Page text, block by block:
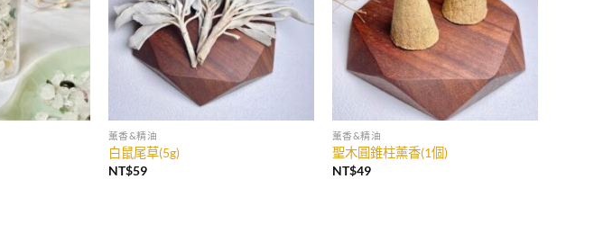
薰香&精油
白鼠尾草(5g)
NT$59
薰香&精油
聖木圓錐柱薰香(1個)
NT$49